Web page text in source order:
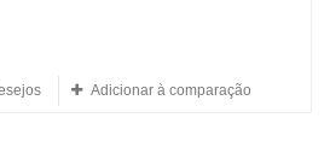
Adicionar à comparação